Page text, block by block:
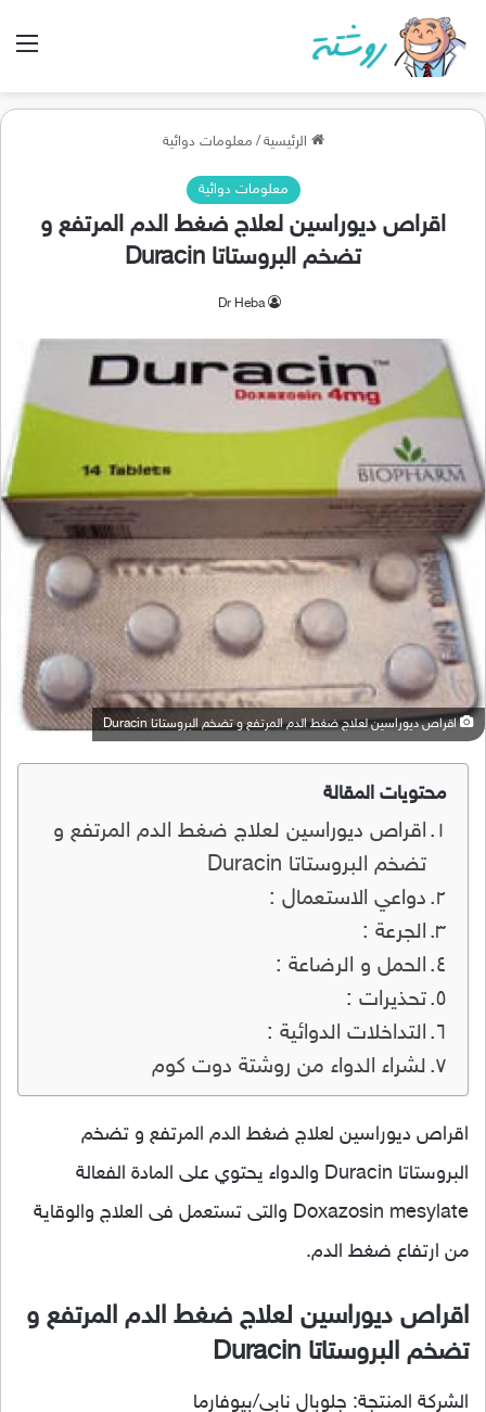
الرئيسية / معلومات دوائية
معلومات دوائية
اقراص ديوراسين لعلاج ضغط الدم المرتفع و
تضخم البروستاتا Duracin
Dr Heba
اقراص ديوراسين لعلاج ضغط الدم المرتفع و تضخم البروستاتا Duracin
محتويات المقالة
اقراص ديوراسين لعلاج ضغط الدم المرتفع و
تضخم البروستاتا Duracin
دواعي الاستعمال :
الجرعة :
الحمل و الرضاعة :
تحذيرات :
التداخلات الدوائية :
لشراء الدواء من روشتة دوت كوم
اقراص ديوراسين لعلاج ضغط الدم المرتفع و تضخم
البروستاتا Duracin والدواء يحتوي على المادة الفعالة
Doxazosin mesylate والتى تستعمل فى العلاج والوقاية
من ارتفاع ضغط الدم.
اقراص ديوراسين لعلاج ضغط الدم المرتفع و
تضخم البروستاتا Duracin
الشركة المنتجة: جلوبال نابي/بيوفارما